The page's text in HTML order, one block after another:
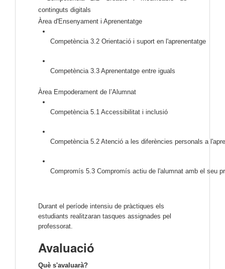
continguts digitals
Àrea d'Ensenyament i Aprenentatge
Competència 3.2 Orientació i suport en l'aprenentatge
Competència 3.3 Aprenentatge entre iguals
Àrea Empoderament de l’Alumnat
Competència 5.1 Accessibilitat i inclusió
Competència 5.2 Atenció a les diferències personals a
Compromís 5.3 Compromís actiu de l'alumnat amb el seu
Durant el període intensiu de pràctiques els
estudiants realitzaran tasques assignades pel
professorat.
Avaluació
Què s'avaluarà?